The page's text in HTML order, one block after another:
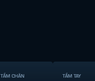
TẦM CHÂN TẦM TAY